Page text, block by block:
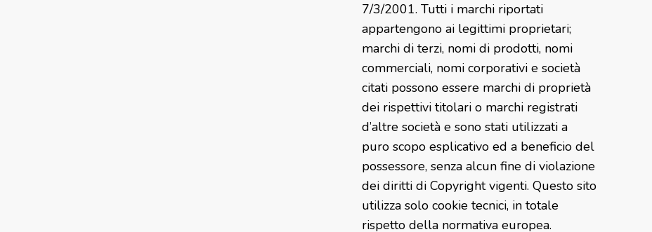
7/3/2001. Tutti i marchi riportati
appartengono ai legittimi proprietari;
marchi di terzi, nomi di prodotti, nomi
commerciali, nomi corporativi e società
citati possono essere marchi di proprietà
dei rispettivi titolari o marchi registrati
d’altre società e sono stati utilizzati a
puro scopo esplicativo ed a beneficio del
possessore, senza alcun fine di violazione
dei diritti di Copyright vigenti. Questo sito
utilizza solo cookie tecnici, in totale
rispetto della normativa europea.